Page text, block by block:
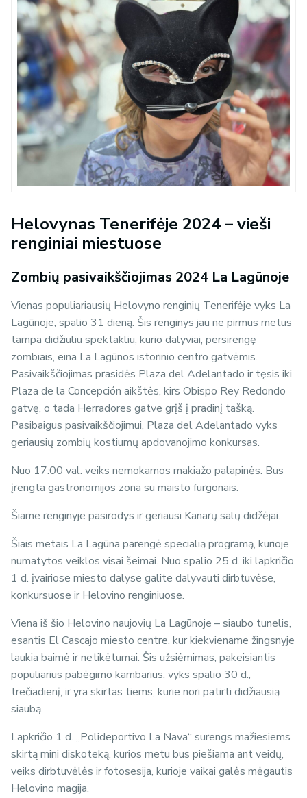
Helovynas Tenerifėje 2024 – vieši
renginiai miestuose
Zombių pasivaikščiojimas 2024 La Lagūnoje
Vienas populiariausių Helovyno renginių Tenerifėje vyks La
Lagūnoje, spalio 31 dieną. Šis renginys jau ne pirmus metus
tampa didžiuliu spektakliu, kurio dalyviai, persirengę
zombiais, eina La Lagūnos istorinio centro gatvėmis.
Pasivaikščiojimas prasidės Plaza del Adelantado ir tęsis iki
Plaza de la Concepción aikštės, kirs Obispo Rey Redondo
gatvę, o tada Herradores gatve grįš į pradinį tašką.
Pasibaigus pasivaikščiojimui, Plaza del Adelantado vyks
geriausių zombių kostiumų apdovanojimo konkursas.
Nuo 17:00 val. veiks nemokamos makiažo palapinės. Bus
įrengta gastronomijos zona su maisto furgonais.
Šiame renginyje pasirodys ir geriausi Kanarų salų didžėjai.
Šiais metais La Lagūna parengė specialią programą, kurioje
numatytos veiklos visai šeimai. Nuo spalio 25 d. iki lapkričio
1 d. įvairiose miesto dalyse galite dalyvauti dirbtuvėse,
konkursuose ir Helovino renginiuose.
Viena iš šio Helovino naujovių La Lagūnoje – siaubo tunelis,
esantis El Cascajo miesto centre, kur kiekviename žingsnyje
laukia baimė ir netikėtumai. Šis užsiėmimas, pakeisiantis
populiarius pabėgimo kambarius, vyks spalio 30 d.,
trečiadienį, ir yra skirtas tiems, kurie nori patirti didžiausią
siaubą.
Lapkričio 1 d. „Polideportivo La Nava“ surengs mažiesiems
skirtą mini diskoteką, kurios metu bus piešiama ant veidų,
veiks dirbtuvėlės ir fotosesija, kurioje vaikai galės mėgautis
Helovino magija.